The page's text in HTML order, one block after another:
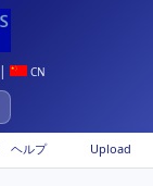
| CN
Upload
ヘルプ